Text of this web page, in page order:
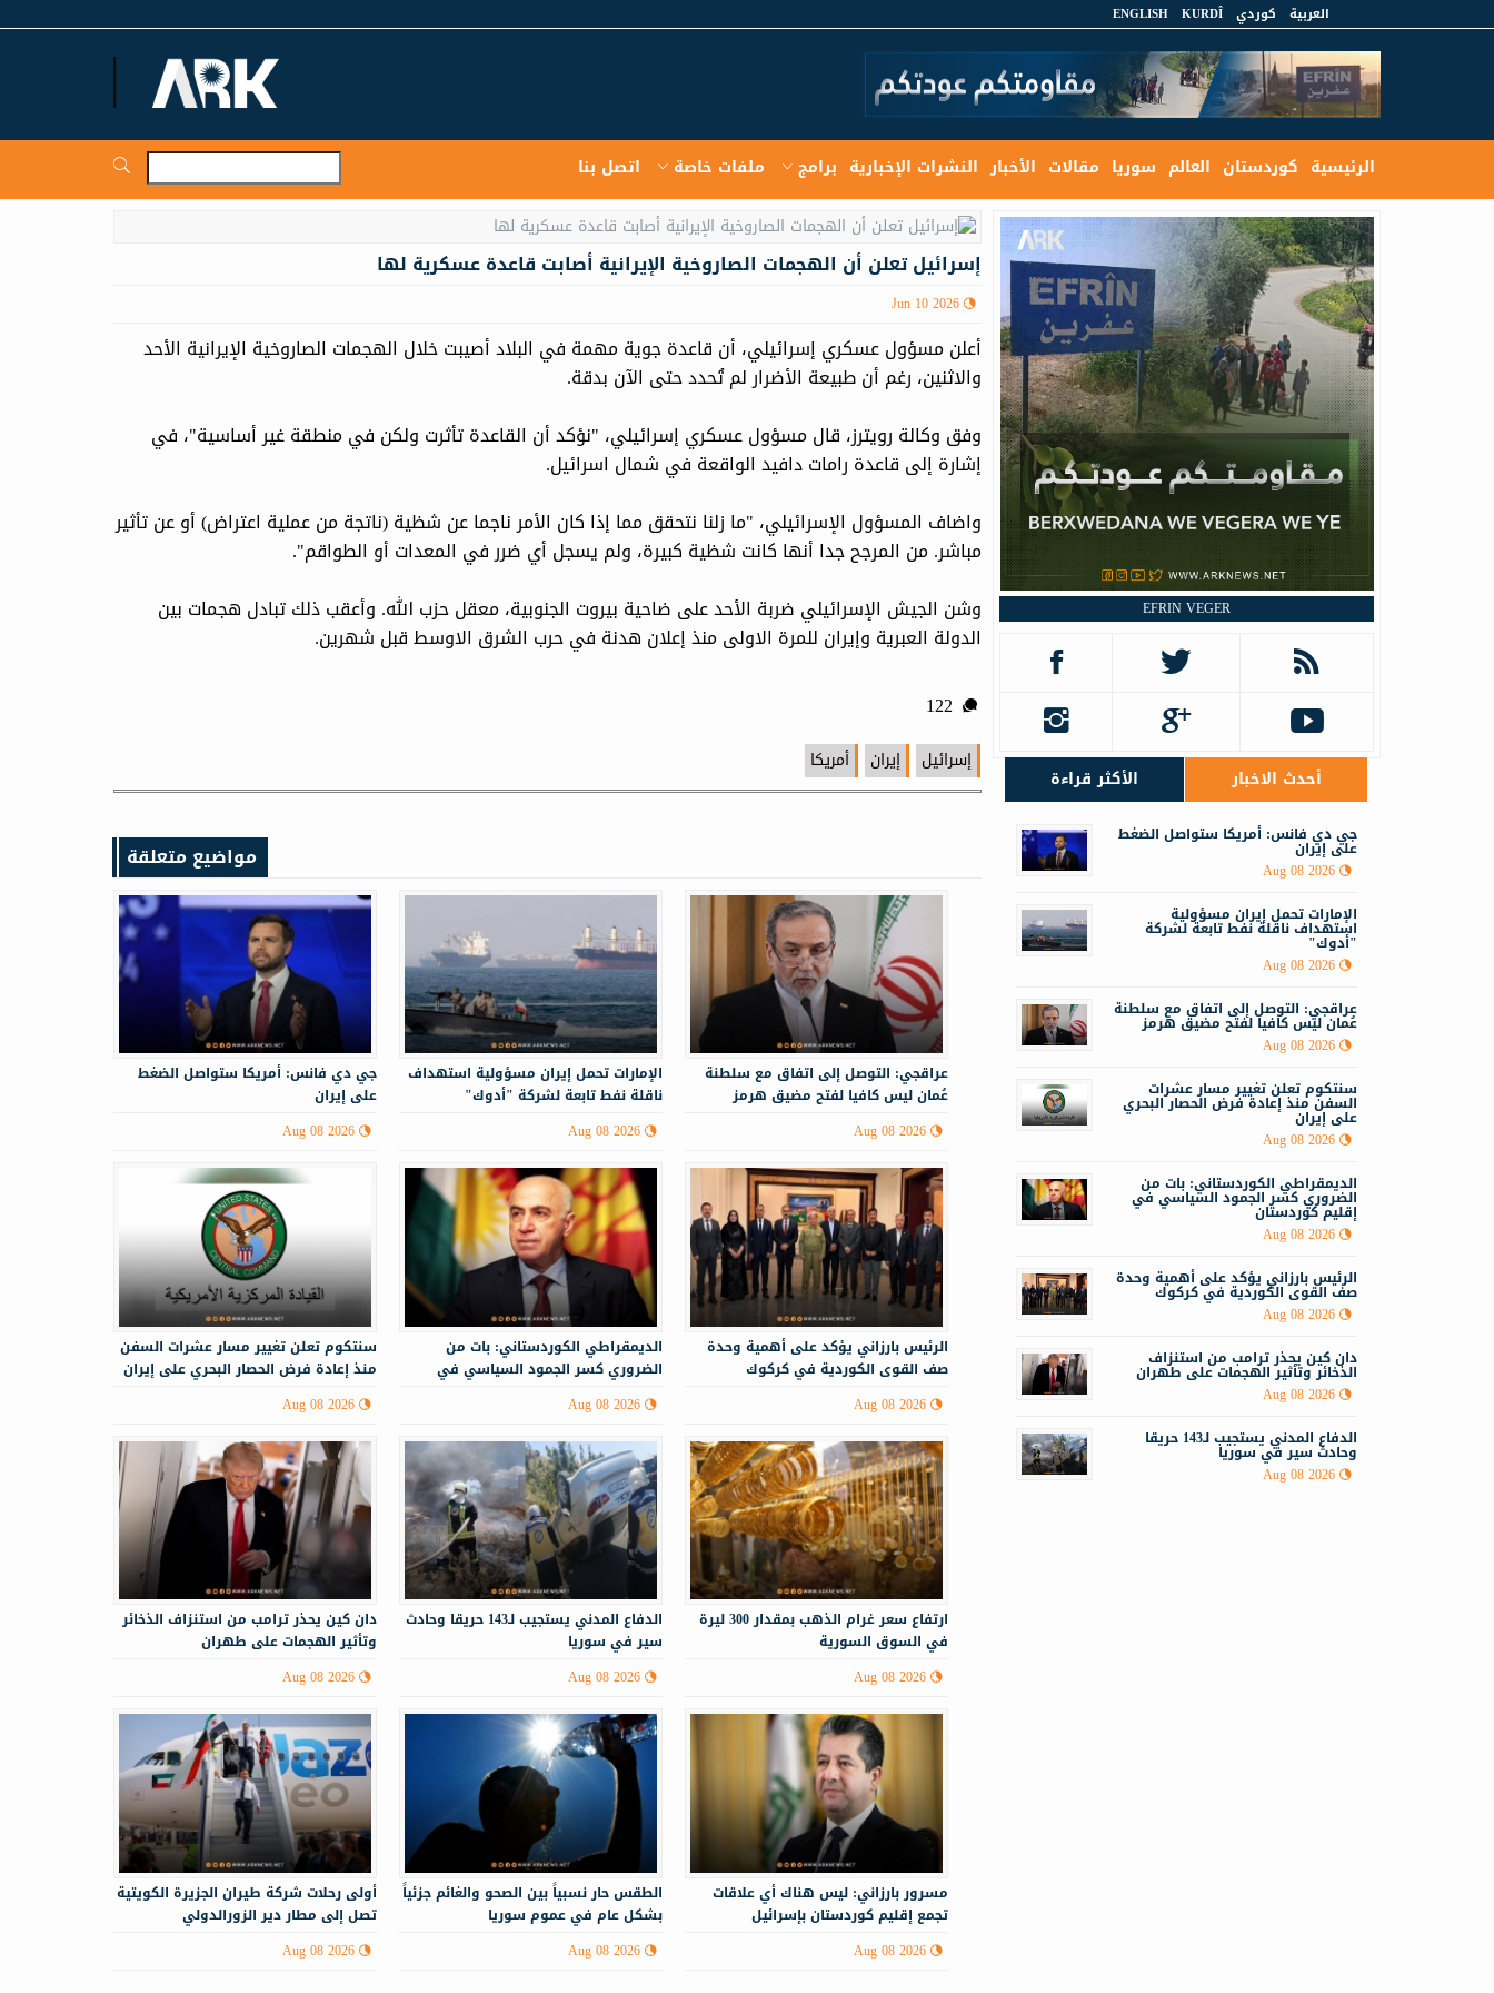
العربية كوردي KURDÎ
ENGLISH
الرئيسية كوردستان العالم سوريا مقالات الأخبار النشرات الإخبارية برامج ملفات خاصة اتصل بنا
إسرائيل تعلن أن الهجمات الصاروخية الإيرانية أصابت قاعدة عسكرية لها
Jun 10 2026
أعلن مسؤول عسكري إسرائيلي، أن قاعدة جوية مهمة في البلاد أصيبت خلال الهجمات الصاروخية الإيرانية الأحد
والاثنين، رغم أن طبيعة الأضرار لم تُحدد حتى الآن بدقة.
وفق وكالة رويترز، قال مسؤول عسكري إسرائيلي، "نؤكد أن القاعدة تأثرت ولكن في منطقة غير أساسية"، في
إشارة إلى قاعدة رامات دافيد الواقعة في شمال اسرائيل.
واضاف المسؤول الإسرائيلي، "ما زلنا نتحقق مما إذا كان الأمر ناجما عن شظية (ناتجة من عملية اعتراض) أو عن تأثير
مباشر. من المرجح جدا أنها كانت شظية كبيرة، ولم يسجل أي ضرر في المعدات أو الطواقم".
وشن الجيش الإسرائيلي ضربة الأحد على ضاحية بيروت الجنوبية، معقل حزب الله. وأعقب ذلك تبادل هجمات بين
الدولة العبرية وإيران للمرة الاولى منذ إعلان هدنة في حرب الشرق الاوسط قبل شهرين.
122
إسرائيل إيران أمريكا
مواضيع متعلقة
جي دي فانس: أمريكا ستواصل الضغط
على إيران
Aug 08 2026
الإمارات تحمل إيران مسؤولية استهداف
ناقلة نفط تابعة لشركة "أدوك"
Aug 08 2026
عراقجي: التوصل إلى اتفاق مع سلطنة
عُمان ليس كافيا لفتح مضيق هرمز
Aug 08 2026
سنتكوم تعلن تغيير مسار عشرات السفن
منذ إعادة فرض الحصار البحري على إيران
Aug 08 2026
الديمقراطي الكوردستاني: بات من
الضروري كسر الجمود السياسي في
Aug 08 2026
الرئيس بارزاني يؤكد على أهمية وحدة
صف القوى الكوردية في كركوك
Aug 08 2026
دان كين يحذر ترامب من استنزاف الذخائر
وتأثير الهجمات على طهران
Aug 08 2026
الدفاع المدني يستجيب لـ143 حريقا وحادث
سير في سوريا
Aug 08 2026
ارتفاع سعر غرام الذهب بمقدار 300 ليرة
في السوق السورية
Aug 08 2026
أولى رحلات شركة طيران الجزيرة الكويتية
تصل إلى مطار دير الزورالدولي
Aug 08 2026
الطقس حار نسبياً بين الصحو والغائم جزئياً
بشكل عام في عموم سوريا
Aug 08 2026
مسرور بارزاني: ليس هناك أي علاقات
تجمع إقليم كوردستان بإسرائيل
Aug 08 2026
EFRIN VEGER
أحدث الاخبار الأكثر قراءة
جي دي فانس: أمريكا ستواصل الضغط
على إيران
Aug 08 2026
الإمارات تحمل إيران مسؤولية
استهداف ناقلة نفط تابعة لشركة
"أدوك"
Aug 08 2026
عراقجي: التوصل إلى اتفاق مع سلطنة
عُمان ليس كافيا لفتح مضيق هرمز
Aug 08 2026
سنتكوم تعلن تغيير مسار عشرات
السفن منذ إعادة فرض الحصار البحري
على إيران
Aug 08 2026
الديمقراطي الكوردستاني: بات من
الضروري كسر الجمود السياسي في
إقليم كوردستان
Aug 08 2026
الرئيس بارزاني يؤكد على أهمية وحدة
صف القوى الكوردية في كركوك
Aug 08 2026
دان كين يحذر ترامب من استنزاف
الذخائر وتأثير الهجمات على طهران
Aug 08 2026
الدفاع المدني يستجيب لـ143 حريقا
وحادث سير في سوريا
Aug 08 2026